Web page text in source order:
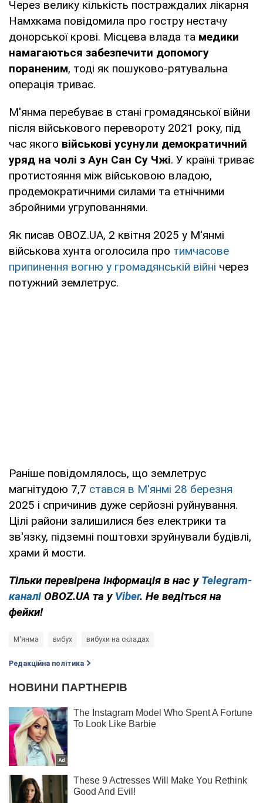
Через велику кількість постраждалих лікарня
Намхкама повідомила про гостру нестачу
донорської крові. Місцева влада та медики
намагаються забезпечити допомогу
пораненим, тоді як пошуково-рятувальна
операція триває.
М'янма перебуває в стані громадянської війни
після військового перевороту 2021 року, під
час якого військові усунули демократичний
уряд на чолі з Аун Сан Су Чжі. У країні триває
протистояння між військовою владою,
продемократичними силами та етнічними
збройними угрупованнями.
Як писав OBOZ.UA, 2 квітня 2025 у М'янмі
військова хунта оголосила про тимчасове
припинення вогню у громадянській війні через
потужний землетрус.
Раніше повідомлялось, що землетрус
магнітудою 7,7 стався в М'янмі 28 березня
2025 і спричинив дуже серйозні руйнування.
Цілі райони залишилися без електрики та
зв'язку, підземні поштовхи зруйнували будівлі,
храми й мости.
Тільки перевірена інформація в нас у Telegram-
каналі OBOZ.UA та у Viber. Не ведіться на
фейки!
М'янма вибух вибухи на складах
Редакційна політика